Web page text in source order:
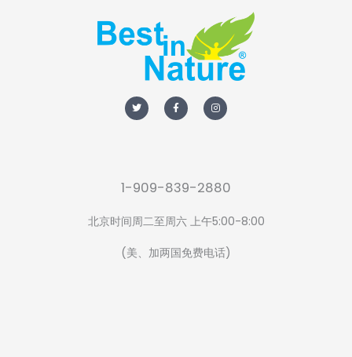
w
i
t
a
c
e
n
s
t
1-909-839-2880
北京时间周二至周六 上午5:00-8:00
(美、加两国免费电话)